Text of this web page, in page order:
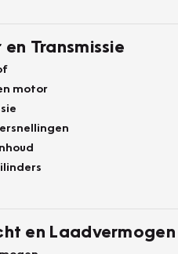
Transmissie
motor
en Laadvermogen